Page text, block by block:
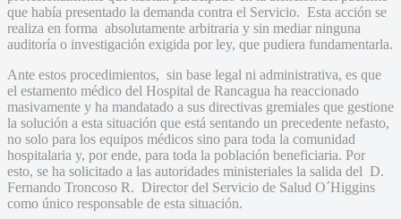
que había presentado la demanda contra el Servicio. Esta acción se
realiza en forma absolutamente arbitraria y sin mediar ninguna
auditoría o investigación exigida por ley, que pudiera fundamentarla.
Ante estos procedimientos, sin base legal ni administrativa, es que
el estamento médico del Hospital de Rancagua ha reaccionado
masivamente y ha mandatado a sus directivas gremiales que gestione
la solución a esta situación que está sentando un precedente nefasto,
no solo para los equipos médicos sino para toda la comunidad
hospitalaria y, por ende, para toda la población beneficiaria. Por
esto, se ha solicitado a las autoridades ministeriales la salida del D.
Fernando Troncoso R. Director del Servicio de Salud O´Higgins
como único responsable de esta situación.